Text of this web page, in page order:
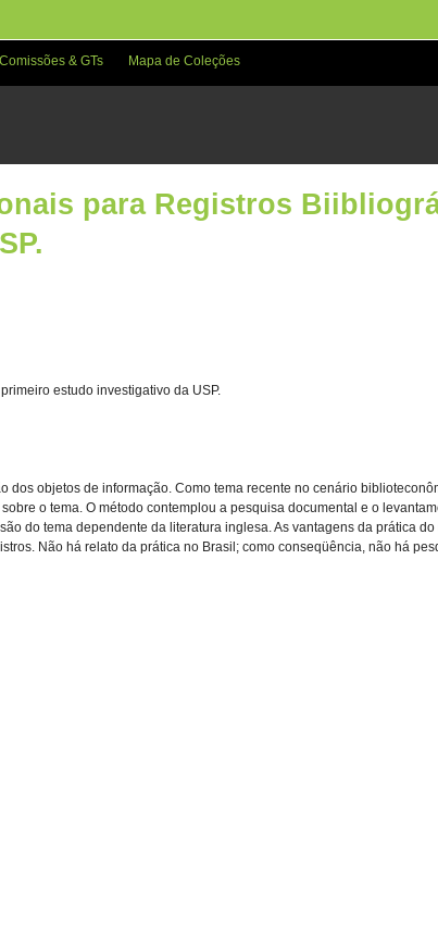
Comissões & GTs Mapa de Coleções
para Registros
estudo investigativo da USP.
dos objetos de informação. Como tema recente no cenário
o tema. O método contemplou a pesquisa documental e o
do tema dependente da literatura inglesa. As vantagens da prática
Não há relato da prática no Brasil; como conseqüência, não há